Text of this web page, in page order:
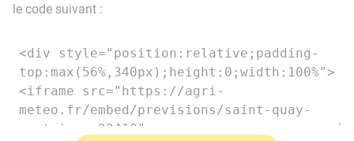
le code suivant :